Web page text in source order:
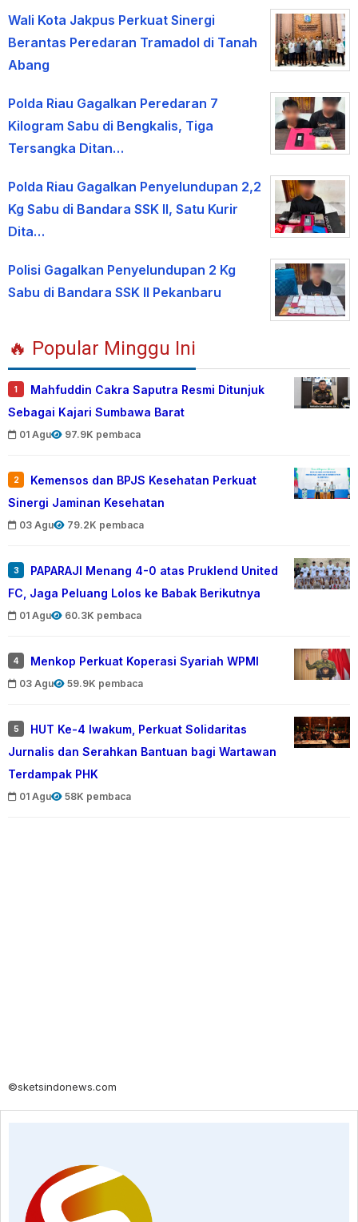
Wali Kota Jakpus Perkuat Sinergi
Berantas Peredaran Tramadol di Tanah
Abang
Polda Riau Gagalkan Peredaran 7
Kilogram Sabu di Bengkalis, Tiga
Tersangka Ditan…
Polda Riau Gagalkan Penyelundupan 2,2
Kg Sabu di Bandara SSK II, Satu Kurir
Dita…
Polisi Gagalkan Penyelundupan 2 Kg
Sabu di Bandara SSK II Pekanbaru
🔥 Popular Minggu Ini
1
Mahfuddin Cakra Saputra Resmi Ditunjuk
Sebagai Kajari Sumbawa Barat
01 Agu 97.9K pembaca
2
Kemensos dan BPJS Kesehatan Perkuat
Sinergi Jaminan Kesehatan
03 Agu 79.2K pembaca
3
PAPARAJI Menang 4-0 atas Pruklend United
FC, Jaga Peluang Lolos ke Babak Berikutnya
01 Agu 60.3K pembaca
4 Menkop Perkuat Koperasi Syariah WPMI
03 Agu 59.9K pembaca
5
HUT Ke-4 Iwakum, Perkuat Solidaritas
Jurnalis dan Serahkan Bantuan bagi Wartawan
Terdampak PHK
01 Agu 58K pembaca
©sketsindonews.com